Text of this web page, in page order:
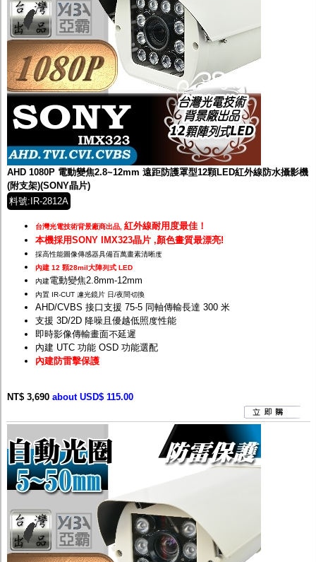
AHD 1080P 電動變焦2.8~12mm 遠距防護罩型12顆LED紅外線防水攝影機
(附支架)(SONY晶片)
料號:IR-2812A
台灣光電技術背景廠商出品, 紅外線耐用度最佳！
本機採用SONY IMX323晶片 ,顏色畫質最漂亮!
採高性能圖像傳感器具備百萬畫素清晰度
內建 12 顆28mil大陣列式 LED
內建電動變焦2.8mm-12mm
內置 IR-CUT 濾光鏡片 日/夜間切換
AHD/CVBS 接口支援 75-5 同軸傳輸長達 300 米
支援 3D/2D 降噪且優越低照度性能
即時影像傳輸畫面不延遲
內建 UTC 功能 OSD 功能選配
內建防雷擊保護
NT$ 3,690 about USD$ 115.00